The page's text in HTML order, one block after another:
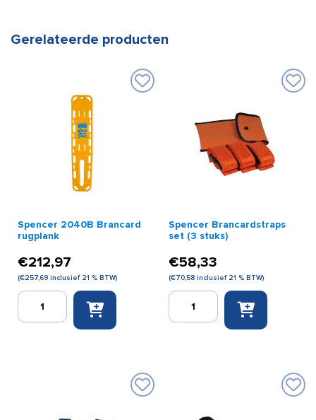
Gerelateerde producten
Spencer 2040B Brancard
rugplank
€212,97
(€257,69 inclusief 21 % BTW)
Spencer
2040B
Spencer Brancardstraps
set (3 stuks)
€58,33
(€70,58 inclusief 21 % BTW)
Spencer
Brancardstraps